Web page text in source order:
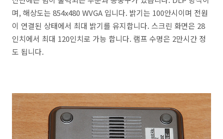
며, 해상도는 854x480 WVGA 입니다. 밝기는 100안시이며 전원
이 연결된 상태에서 최대 밝기를 유지합니다. 스크린 화면은 28
인치에서 최대 120인치로 가능 합니다. 램프 수명은 2만시간 정
도 됩니다.